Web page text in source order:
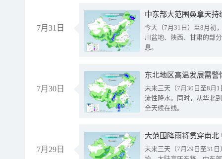
7月31日
中东部大范围桑拿天
今天（7月31日）至8月初
川盆地、陕西、甘肃的部
息。
7月30日
东北地区高温发展需
未来三天（7月30日至8月
流性降水。同时，从华北
全天候在线。
7月29日
大范围降雨将贯穿南
未来三天（7月29日至31